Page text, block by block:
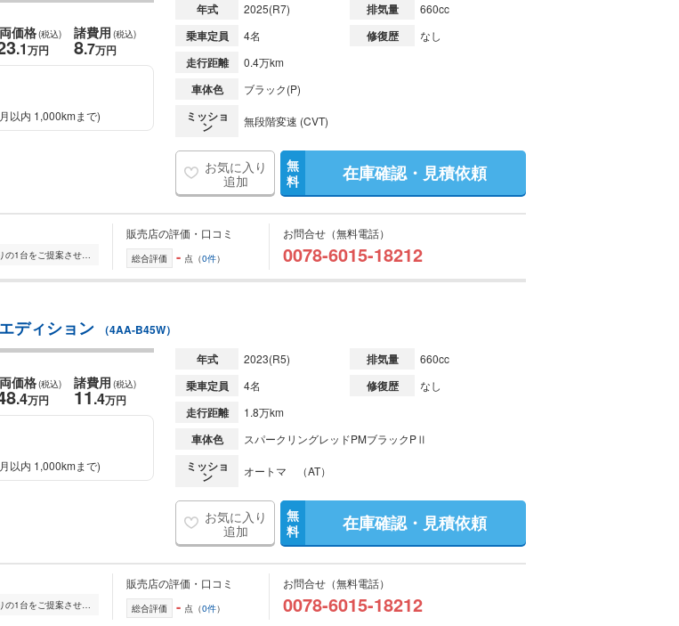
価格(税込)
.1万円
諸費用 (税込)
8.7万円
以内 1,000kmまで)
年式 2025(R7) 排気量 660cc
乗車定員 4名 修復歴 なし
走行距離 0.4万km
車体色 ブラック(P)
ミッショ
ン 無段階変速 (CVT)
お気に入り
追加
無
料
在庫確認・見積依頼
全国的に店舗を展開しており、 豊富な在庫の中からお客様にぴったりの1台をご提案させていただきます。 国産車から輸入車まで幅広く取り扱っており、 登録済未使用車や...
販売店の評価・口コミ
総合評価 - 点（0件）
お問合せ（無料電話）
0078-6015-18212
ディション （4AA-B45W）
価格(税込)
.4万円
諸費用 (税込)
11.4万円
以内 1,000kmまで)
年式 2023(R5) 排気量 660cc
乗車定員 4名 修復歴 なし
走行距離 1.8万km
車体色 スパークリングレッドPMブラックPⅡ
ミッショ
ン オートマ （AT）
お気に入り
追加
無
料
在庫確認・見積依頼
全国的に店舗を展開しており、 豊富な在庫の中からお客様にぴったりの1台をご提案させていただきます。 国産車から輸入車まで幅広く取り扱っており、 登録済未使用車や...
販売店の評価・口コミ
総合評価 - 点（0件）
お問合せ（無料電話）
0078-6015-18212